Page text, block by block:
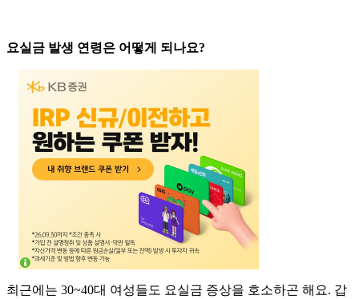
요실금 발생 연령은 어떻게 되나요?
최근에는 30~40대 여성들도 요실금 증상을 호소하곤 해요. 갑